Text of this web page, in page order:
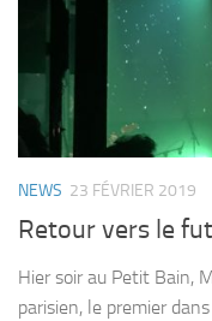
NEWS 23 FÉVRIER 2019
Retour vers le
Hier soir au Petit Bain,
parisien, le premier